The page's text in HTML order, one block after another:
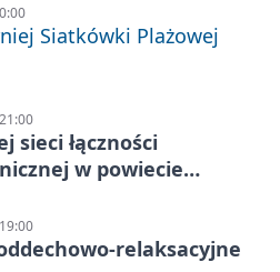
Siatkówki Plażowej
sieci łączności
w powiecie
relaksacyjne